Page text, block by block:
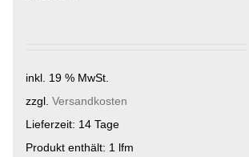
inkl. 19 % MwSt.
zzgl. Versandkosten
Lieferzeit: 14 Tage
Produkt enthält: 1 lfm